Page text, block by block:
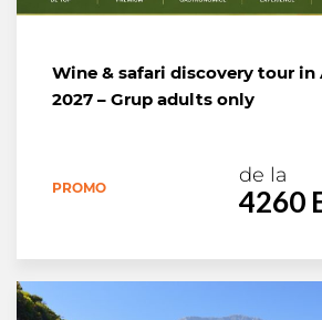
Wine & safari discovery tour in
2027 – Grup adults only
PROMO
de la
4260